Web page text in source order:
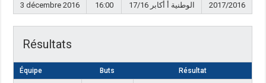
3 décembre 2016 16:00 17/16 الوطنية أ أكابر 2017/2016
Résultats
Équipe Buts Résultat